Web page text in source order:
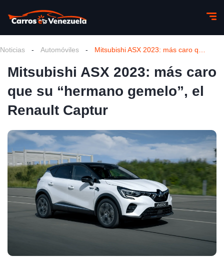
Noticias - Automóviles -
Mitsubishi ASX 2023: más caro
que su “hermano gemelo”, el
Renault Captur